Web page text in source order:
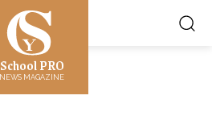
School PRO
NEWS MAGAZINE